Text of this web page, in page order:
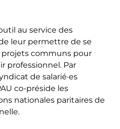
au service des
leur permettre de se
communs pour
professionnel. Par
de salarié·es
co-préside les
nationales paritaires de